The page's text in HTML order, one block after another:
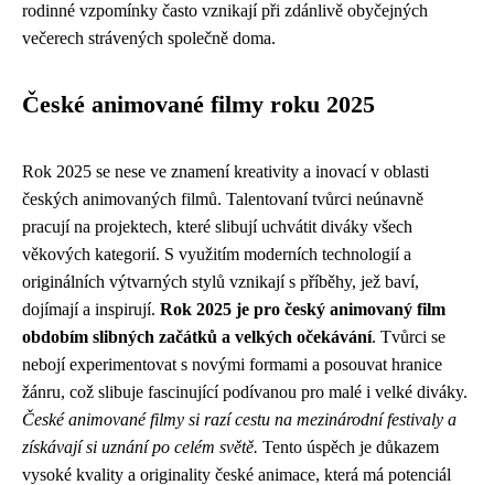
rodinné vzpomínky často vznikají při zdánlivě obyčejných
večerech strávených společně doma.
České animované filmy roku 2025
Rok 2025 se nese ve znamení kreativity a inovací v oblasti
českých animovaných filmů. Talentovaní tvůrci neúnavně
pracují na projektech, které slibují uchvátit diváky všech
věkových kategorií. S využitím moderních technologií a
originálních výtvarných stylů vznikají s příběhy, jež baví,
dojímají a inspirují. Rok 2025 je pro český animovaný film
obdobím slibných začátků a velkých očekávání. Tvůrci se
nebojí experimentovat s novými formami a posouvat hranice
žánru, což slibuje fascinující podívanou pro malé i velké diváky.
České animované filmy si razí cestu na mezinárodní festivaly a
získávají si uznání po celém světě. Tento úspěch je důkazem
vysoké kvality a originality české animace, která má potenciál